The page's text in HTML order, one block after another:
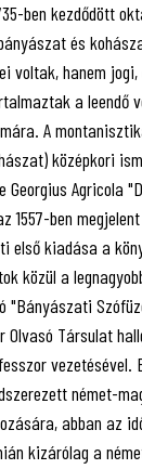
ben kezdődött
és
voltak, hanem
a leendő
A
középkori
Georgius Agricola
1557-ben
első kiadása a
közül a
"Bányászati
Olvasó Társulat
vezetésével.
német-
abban az
kizárólag a